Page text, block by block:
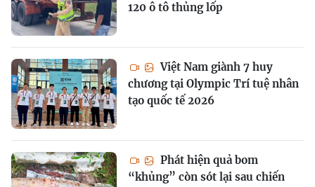
120 ô tô thủng lốp
Việt Nam giành 7 huy
chương tại Olympic Trí tuệ nhân
tạo quốc tế 2026
Phát hiện quả bom
“khủng” còn sót lại sau chiến